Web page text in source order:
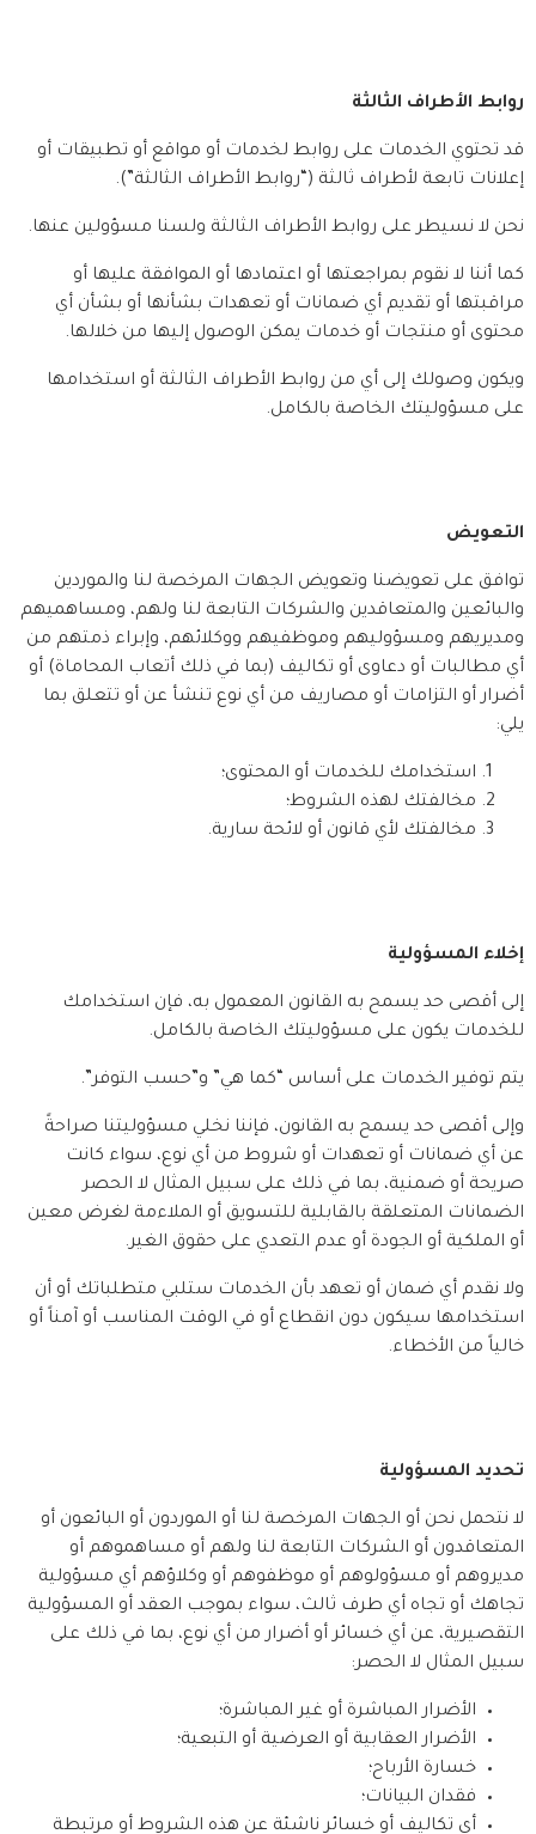
روابط الأطراف الثالثة
قد تحتوي الخدمات على روابط لخدمات أو مواقع أو تطبيقات أو
إعلانات تابعة لأطراف ثالثة (“روابط الأطراف الثالثة”).
نحن لا نسيطر على روابط الأطراف الثالثة ولسنا مسؤولين عنها.
كما أننا لا نقوم بمراجعتها أو اعتمادها أو الموافقة عليها أو
مراقبتها أو تقديم أي ضمانات أو تعهدات بشأنها أو بشأن أي
محتوى أو منتجات أو خدمات يمكن الوصول إليها من خلالها.
ويكون وصولك إلى أي من روابط الأطراف الثالثة أو استخدامها
على مسؤوليتك الخاصة بالكامل.
التعويض
توافق على تعويضنا وتعويض الجهات المرخصة لنا والموردين
والبائعين والمتعاقدين والشركات التابعة لنا ولهم، ومساهميهم
ومديريهم ومسؤوليهم وموظفيهم ووكلائهم، وإبراء ذمتهم من
أي مطالبات أو دعاوى أو تكاليف (بما في ذلك أتعاب المحاماة) أو
أضرار أو التزامات أو مصاريف من أي نوع تنشأ عن أو تتعلق بما
يلي:
استخدامك للخدمات أو المحتوى؛
مخالفتك لهذه الشروط؛
مخالفتك لأي قانون أو لائحة سارية.
إخلاء المسؤولية
إلى أقصى حد يسمح به القانون المعمول به، فإن استخدامك
للخدمات يكون على مسؤوليتك الخاصة بالكامل.
يتم توفير الخدمات على أساس “كما هي” و”حسب التوفر”.
وإلى أقصى حد يسمح به القانون، فإننا نخلي مسؤوليتنا صراحةً
عن أي ضمانات أو تعهدات أو شروط من أي نوع، سواء كانت
صريحة أو ضمنية، بما في ذلك على سبيل المثال لا الحصر
الضمانات المتعلقة بالقابلية للتسويق أو الملاءمة لغرض معين
أو الملكية أو الجودة أو عدم التعدي على حقوق الغير.
ولا نقدم أي ضمان أو تعهد بأن الخدمات ستلبي متطلباتك أو أن
استخدامها سيكون دون انقطاع أو في الوقت المناسب أو آمناً أو
خالياً من الأخطاء.
تحديد المسؤولية
لا نتحمل نحن أو الجهات المرخصة لنا أو الموردون أو البائعون أو
المتعاقدون أو الشركات التابعة لنا ولهم أو مساهموهم أو
مديروهم أو مسؤولوهم أو موظفوهم أو وكلاؤهم أي مسؤولية
تجاهك أو تجاه أي طرف ثالث، سواء بموجب العقد أو المسؤولية
التقصيرية، عن أي خسائر أو أضرار من أي نوع، بما في ذلك على
سبيل المثال لا الحصر:
الأضرار المباشرة أو غير المباشرة؛
الأضرار العقابية أو العرضية أو التبعية؛
خسارة الأرباح؛
فقدان البيانات؛
أي تكاليف أو خسائر ناشئة عن هذه الشروط أو مرتبطة